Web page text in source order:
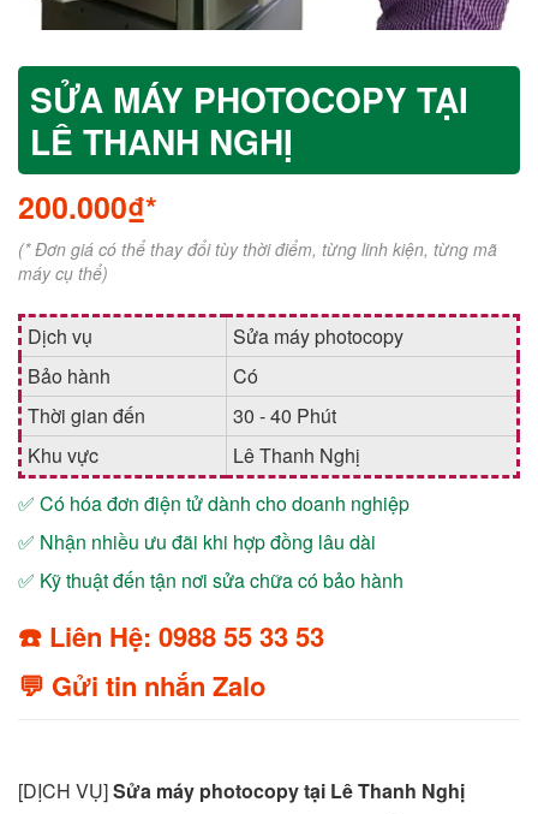
SỬA MÁY PHOTOCOPY TẠI
LÊ THANH NGHỊ
200.000₫*
(* Đơn giá có thể thay đổi tùy thời điểm, từng linh kiện, từng mã
máy cụ thể)
Dịch vụ
Sửa máy photocopy
Bảo hành
Có
Thời gian đến
30 - 40 Phút
Khu vực
Lê Thanh Nghị
✅ Có hóa đơn điện tử dành cho doanh nghiệp
✅ Nhận nhiều ưu đãi khi hợp đồng lâu dài
✅ Kỹ thuật đến tận nơi sửa chữa có bảo hành
☎️ Liên Hệ: 0988 55 33 53
💬 Gửi tin nhắn Zalo
[DỊCH VỤ]Sửa máy photocopy tại Lê Thanh Nghị